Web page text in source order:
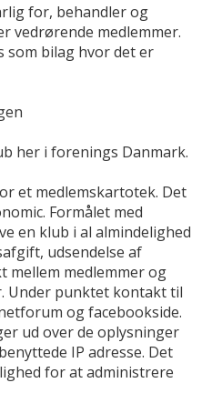
for, behandler og
vedrørende medlemmer.
som bilag hvor det er
her i forenings Danmark.
et medlemskartotek. Det
Formålet med
en klub i al almindelighed
udsendelse af
mellem medlemmer og
Under punktet kontakt til
og facebookside.
ud over de oplysninger
IP adresse. Det
for at administrere